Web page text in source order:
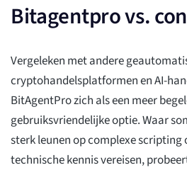
Bitagentpro vs.
Vergeleken met andere
cryptohandelsplatformen en AI-
BitAgentPro zich als een meer
gebruiksvriendelijke optie. Waar
sterk leunen op complexe scripting
technische kennis vereisen,